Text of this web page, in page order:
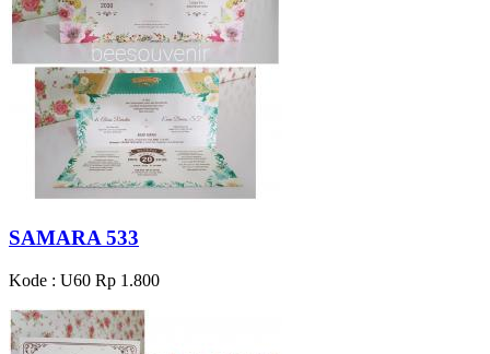
SAMARA 533
Kode : U60 Rp 1.800